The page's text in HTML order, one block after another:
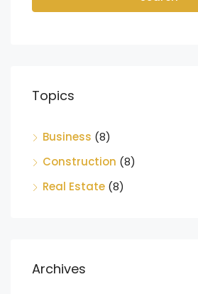
Topics
Business (8)
Construction (8)
Real Estate (8)
Archives